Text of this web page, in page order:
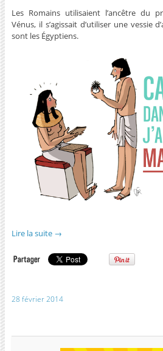
Les Romains utilisaient l’ancêtre du
Vénus, il s’agissait d’utiliser une vessie
sont les Égyptiens.
Lire la suite →
28 février 2014